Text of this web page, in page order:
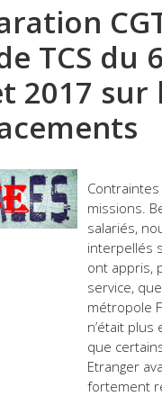
TCS du 6
2017 sur
missions.
salariés,
interpellés
ont appris,
service,
métropole
n’était plus
que
Etranger
fortement